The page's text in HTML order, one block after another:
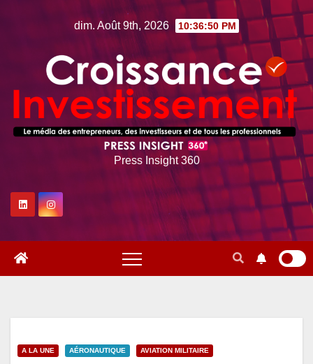
dim. Août 9th, 2026 10:36:51 PM
Press Insight 360
A LA UNE AÉRONAUTIQUE AVIATION MILITAIRE